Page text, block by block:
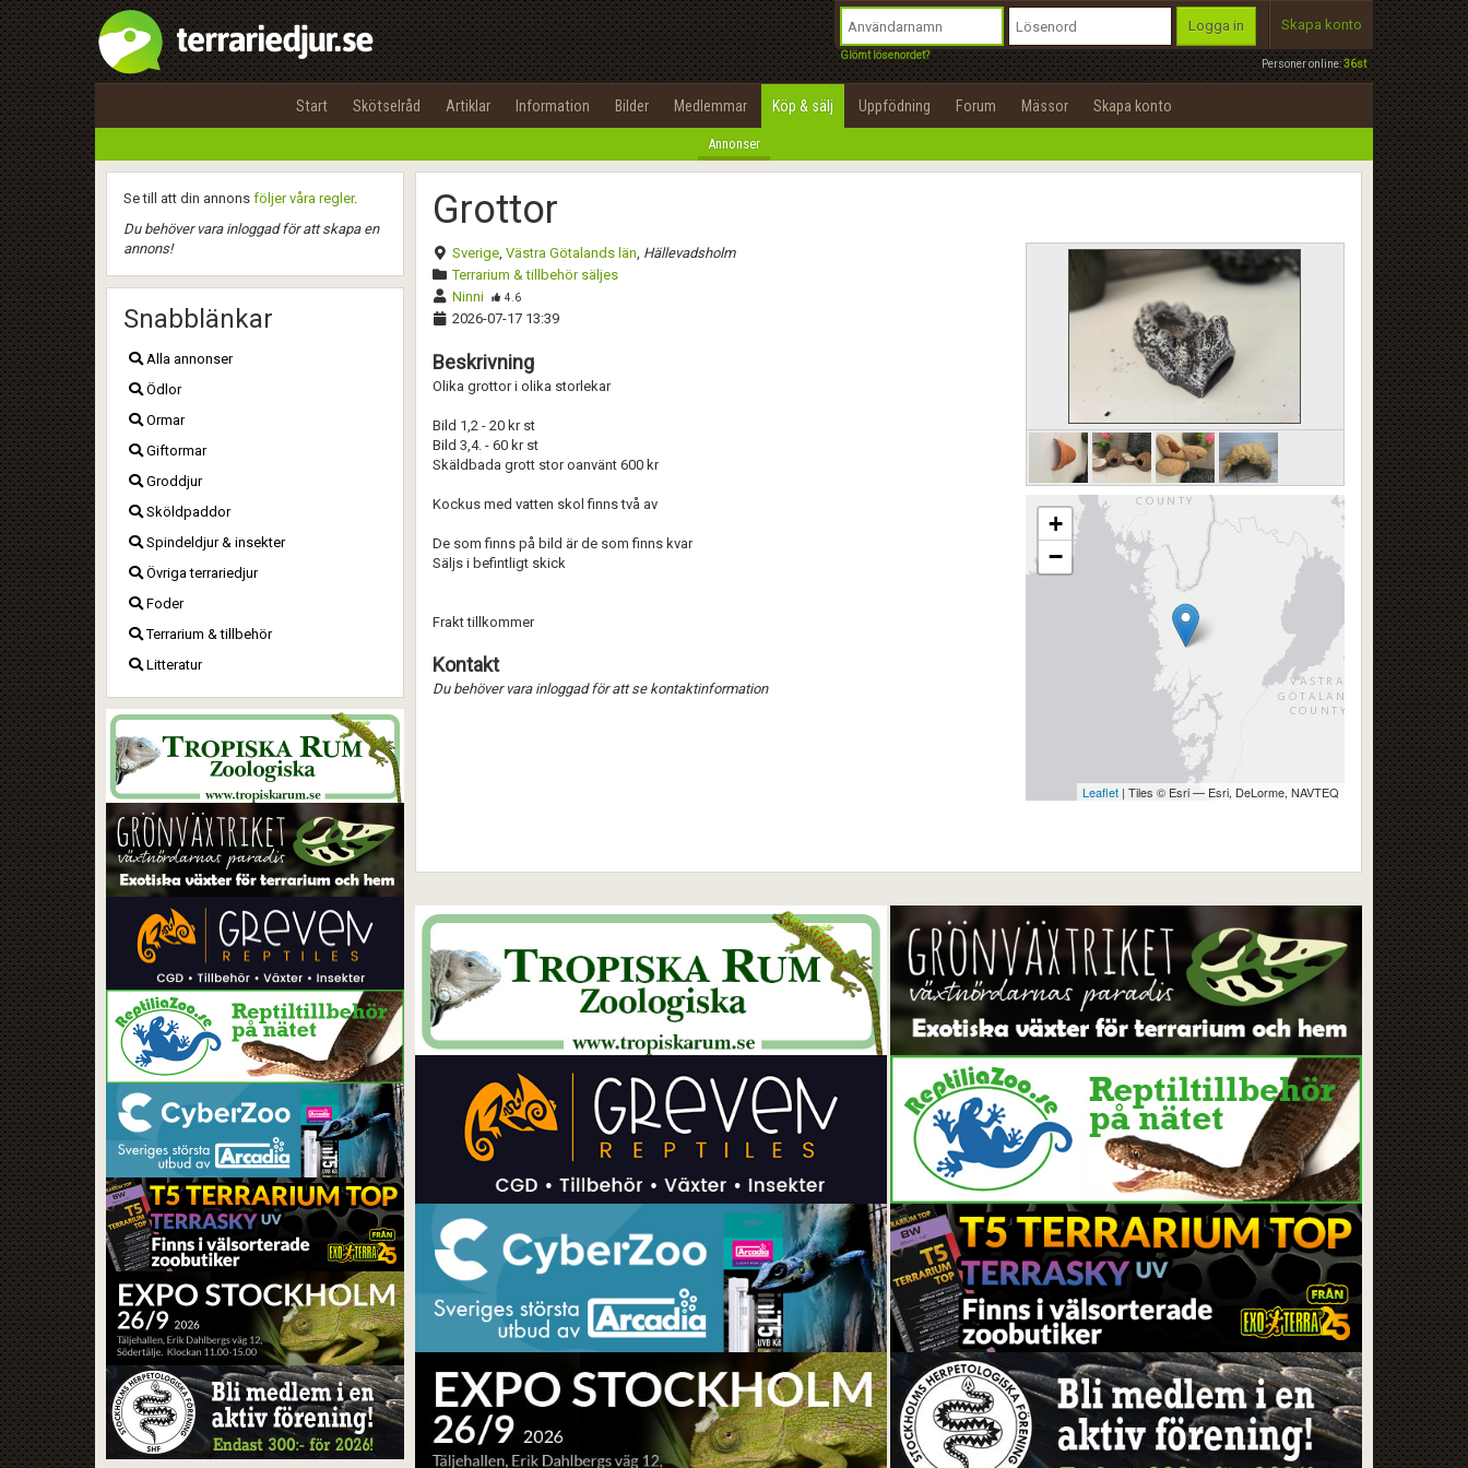
Personer online:36st
Logga in
Glömt lösenordet?
Skapa konto
Start Skötselråd Artiklar Information Bilder Medlemmar Köp & sälj Uppfödning Forum Mässor Skapa konto
Annonser
Se till att din annons följer våra regler.
Du behöver vara inloggad för att skapa en
annons!
Snabblänkar
Alla annonser
Ödlor
Ormar
Giftormar
Groddjur
Sköldpaddor
Spindeldjur & insekter
Övriga terrariedjur
Foder
Terrarium & tillbehör
Litteratur
Grottor
+
−
Leaflet | Tiles © Esri — Esri, DeLorme, NAVTEQ
Sverige, Västra Götalands län, Hällevadsholm
Terrarium & tillbehör säljes
Ninni
4.6
2026-07-17 13:39
Beskrivning
Olika grottor i olika storlekar
Bild 1,2 - 20 kr st
Bild 3,4. - 60 kr st
Skäldbada grott stor oanvänt 600 kr
Kockus med vatten skol finns två av
De som finns på bild är de som finns kvar
Säljs i befintligt skick
Frakt tillkommer
Kontakt
Du behöver vara inloggad för att se kontaktinformation
Namn:
Beskrivning:
Alla Positiva Negativa
Spara
Betygsätt
Utför
100%
OK
integritetspolicy
Namn:
Epost:
Lösenord:
Terms of Service
Begär nytt lösenord
Tillbaka till förstasidan